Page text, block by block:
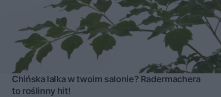
Chińska lalka w twoim salonie? Radermachera
to roślinny hit!